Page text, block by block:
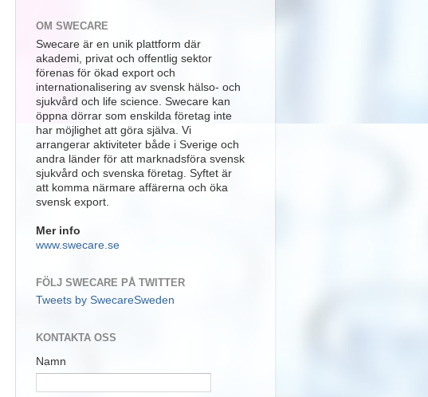
OM SWECARE
Swecare är en unik plattform där
akademi, privat och offentlig sektor
förenas för ökad export och
internationalisering av svensk hälso- och
sjukvård och life science. Swecare kan
öppna dörrar som enskilda företag inte
har möjlighet att göra själva. Vi
arrangerar aktiviteter både i Sverige och
andra länder för att marknadsföra svensk
sjukvård och svenska företag. Syftet är
att komma närmare affärerna och öka
svensk export.
Mer info
www.swecare.se
FÖLJ SWECARE PÅ TWITTER
Tweets by SwecareSweden
KONTAKTA OSS
Namn